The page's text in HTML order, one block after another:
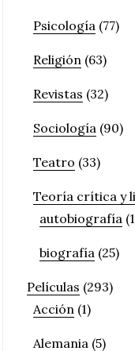
Psicología (77)
Religión (63)
Revistas (32)
Sociología (90)
Teatro (33)
Teoría crítica y
autobiografía
biografía (25)
Películas (293)
Acción (1)
Alemania (5)